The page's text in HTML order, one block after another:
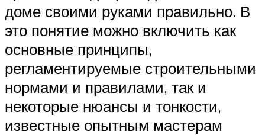
доме своими руками правильно. В
это понятие можно включить как
основные принципы,
регламентируемые строительными
нормами и правилами, так и
некоторые нюансы и тонкости,
известные опытным мастерам